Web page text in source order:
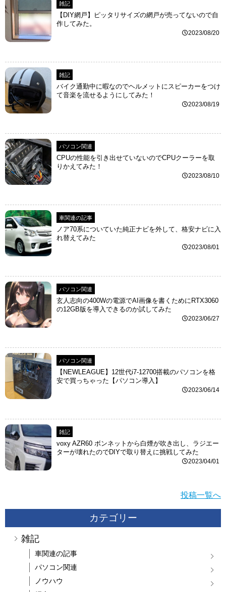
雑記
【DIY網戸】ピッタリサイズの網戸が売ってないので自
作してみた。
2023/08/20
雑記
バイク通勤中に暇なのでヘルメットにスピーカーをつけ
て音楽を流せるようにしてみた！
2023/08/19
パソコン関連
CPUの性能を引き出せていないのでCPUクーラーを取
りかえてみた！
2023/08/10
車関連の記事
ノア70系についていた純正ナビを外して、格安ナビに入
れ替えてみた
2023/08/01
パソコン関連
玄人志向の400Wの電源でAI画像を書くためにRTX3060
の12GB版を導入できるのか試してみた
2023/06/27
パソコン関連
【NEWLEAGUE】12世代i7-12700搭載のパソコンを格
安で買っちゃった【パソコン導入】
2023/06/14
雑記
voxy AZR60 ボンネットから白煙が吹き出し、ラジエー
ターが壊れたのでDIYで取り替えに挑戦してみた
2023/04/01
投稿一覧へ
カテゴリー
雑記
車関連の記事
パソコン関連
ノウハウ